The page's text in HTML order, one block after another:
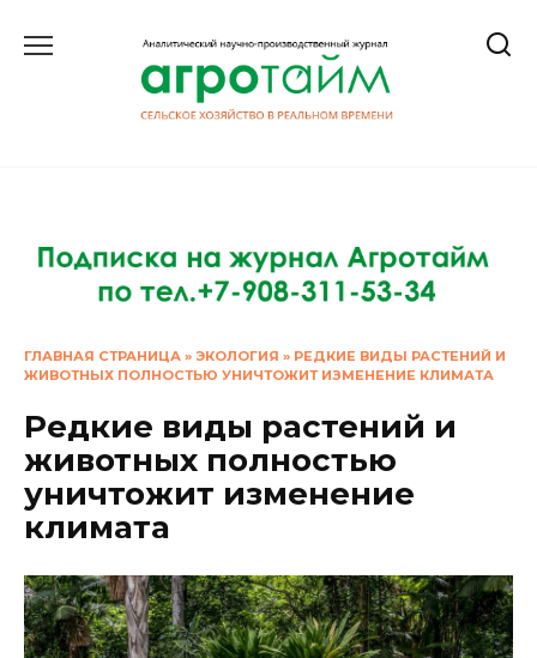
ГЛАВНАЯ СТРАНИЦА » ЭКОЛОГИЯ » РЕДКИЕ ВИДЫ РАСТЕНИЙ И
ЖИВОТНЫХ ПОЛНОСТЬЮ УНИЧТОЖИТ ИЗМЕНЕНИЕ КЛИМАТА
Редкие виды растений и
животных полностью
уничтожит изменение
климата